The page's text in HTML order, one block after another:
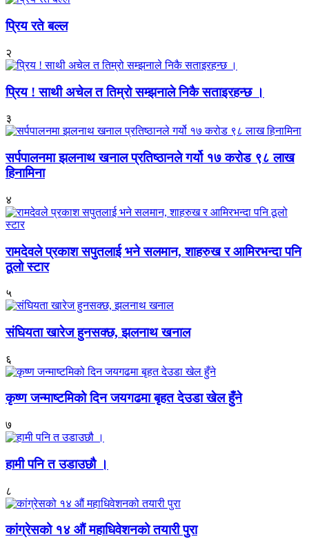
प्रिय रते बल्ल
२
प्रिय ! साथी अचेल त तिम्रो सम्झनाले निकै सताइरहन्छ ।
३
सर्पपालनमा झलनाथ खनाल प्रतिष्ठानले गर्यो १७ करोड ९८ लाख
हिनामिना
४
रामदेवले प्रकाश सपुतलाई भने सलमान, शाहरुख र आमिरभन्दा पनि
ठूलो स्टार
५
संघियता खारेज हुनसक्छ, झलनाथ खनाल
६
कृष्ण जन्माष्टमिको दिन जयगढमा बृहत देउडा खेल हुँने
७
हामी पनि त उडाउछौ ।
८
कांग्रेसको १४ औं महाधिवेशनको तयारी पुरा